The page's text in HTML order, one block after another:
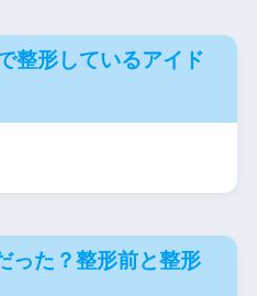
整形しているアイド
った？整形前と整形